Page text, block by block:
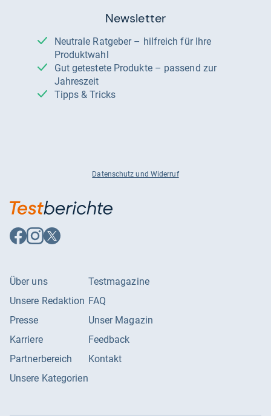
Newsletter
Neutrale Ratgeber – hilfreich für Ihre
Produktwahl
Gut getestete Produkte – passend zur
Jahreszeit
Tipps & Tricks
Datenschutz und Widerruf
Auf
Facebook
Auf
Instagram
Auf
X
Über uns
Unsere Redaktion
Presse
Karriere
Partnerbereich
Unsere Kategorien
Testmagazine
FAQ
Unser Magazin
Feedback
Kontakt